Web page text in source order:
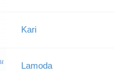
Kari
Lamoda